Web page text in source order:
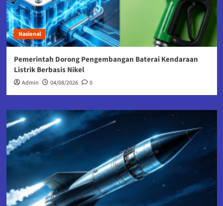
Nasional
Pemerintah Dorong Pengembangan Baterai Kendaraan
Listrik Berbasis Nikel
Admin 04/08/2026 0